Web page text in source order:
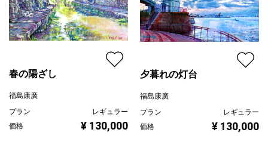
春の陽ざし
福島康廣
プラン
レギュラー
価格
¥ 130,000
夕暮れの灯台
福島康廣
プラン
レギュラー
価格
¥ 130,000